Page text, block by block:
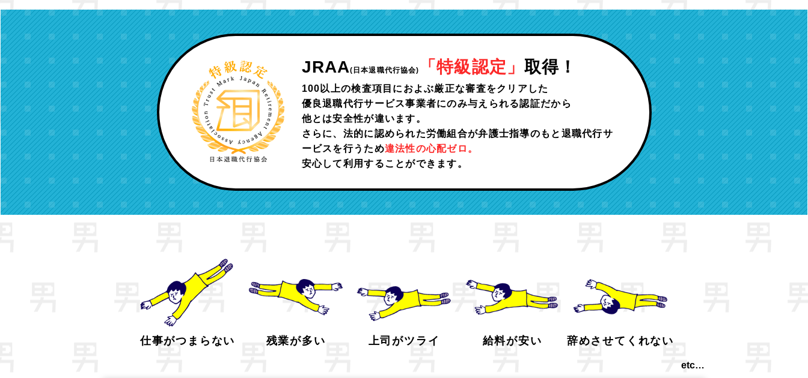
JRAA(日本退職代行協会) 「特級認定」 取得！
100以上の検査項目におよぶ厳正な審査をクリアした
優良退職代行サービス事業者にのみ与えられる認証だから
他とは安全性が違います。
さらに、法的に認められた労働組合が弁護士指導のもと退職代行サ
ービスを行うため違法性の心配ゼロ。
安心して利用することができます。
仕事がつまらない 残業が多い 上司がツライ 給料が安い 辞めさせてくれない
etc…